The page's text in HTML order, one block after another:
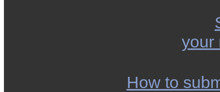
your
How to